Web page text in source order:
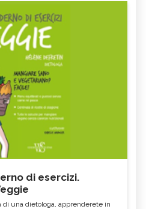
di esercizi.
di una dietologa, apprenderete in